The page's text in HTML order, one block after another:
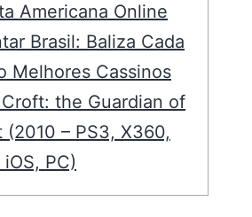
Americana Online
Brasil: Baliza Cada
Melhores Cassinos
Croft: the Guardian of
(2010 – PS3, X360,
PC)